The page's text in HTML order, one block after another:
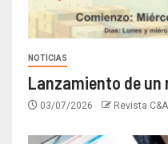
NOTICIAS
Lanzamiento de un
03/07/2026 Revista C&A